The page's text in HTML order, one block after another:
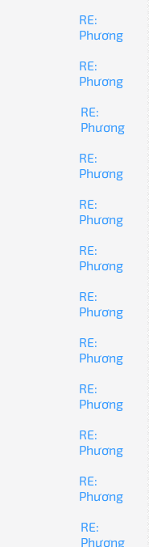
RE:
Phương
RE:
Phương
RE:
Phương
RE:
Phương
RE:
Phương
RE:
Phương
RE:
Phương
RE:
Phương
RE:
Phương
RE:
Phương
RE:
Phương
RE:
Phương